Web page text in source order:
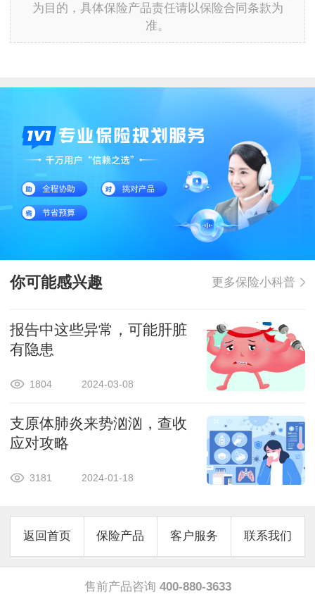
为目的，具体保险产品责任请以保险合同条款为
准。
你可能感兴趣 更多保险小科普
报告中这些异常，可能肝脏
有隐患
1804 2024-03-08
支原体肺炎来势汹汹，查收
应对攻略
3181 2024-01-18
返回首页 保险产品 客户服务 联系我们
售前产品咨询 400-880-3633